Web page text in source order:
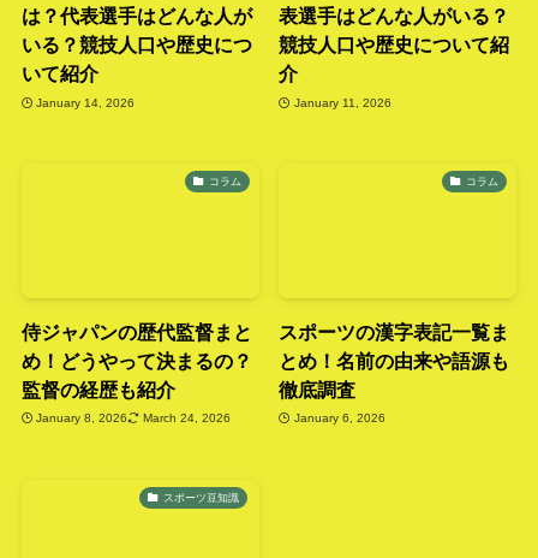
は？代表選手はどんな人が
いる？競技人口や歴史につ
いて紹介
January 14, 2026
表選手はどんな人がいる？
競技人口や歴史について紹
介
January 11, 2026
コラム
侍ジャパンの歴代監督まと
め！どうやって決まるの？
監督の経歴も紹介
January 8, 2026 March 24, 2026
コラム
スポーツの漢字表記一覧ま
とめ！名前の由来や語源も
徹底調査
January 6, 2026
スポーツ豆知識